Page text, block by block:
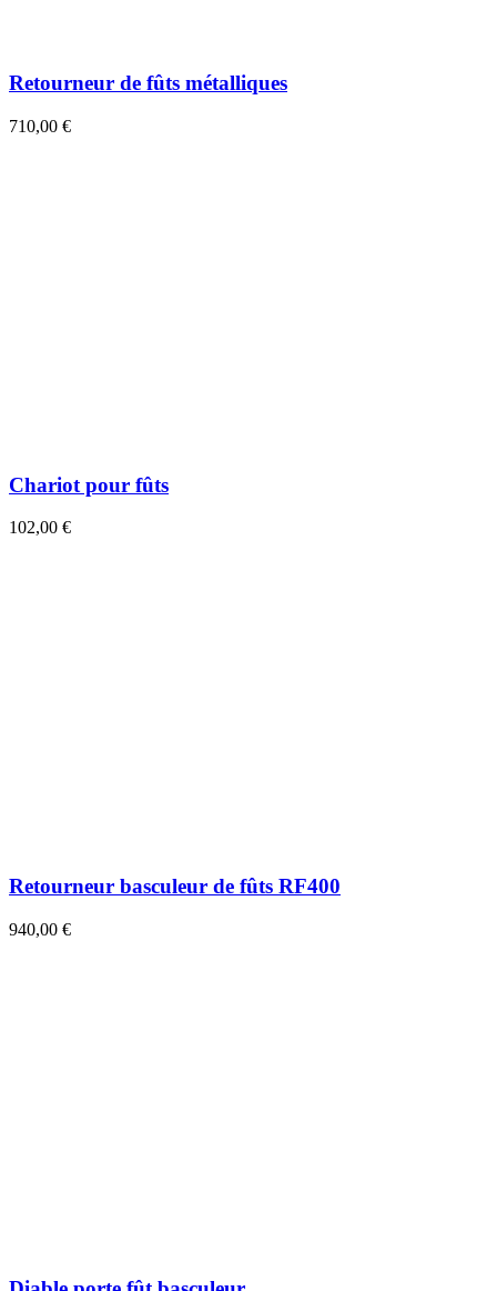
Retourneur de fûts métalliques
710,00 €
Chariot pour fûts
102,00 €
Retourneur basculeur de fûts RF400
940,00 €